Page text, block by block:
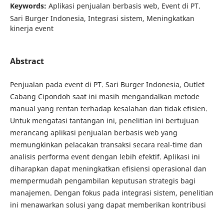
Keywords: Aplikasi penjualan berbasis web, Event di PT.
Sari Burger Indonesia, Integrasi sistem, Meningkatkan
kinerja event
Abstract
Penjualan pada event di PT. Sari Burger Indonesia, Outlet
Cabang Cipondoh saat ini masih mengandalkan metode
manual yang rentan terhadap kesalahan dan tidak efisien.
Untuk mengatasi tantangan ini, penelitian ini bertujuan
merancang aplikasi penjualan berbasis web yang
memungkinkan pelacakan transaksi secara real-time dan
analisis performa event dengan lebih efektif. Aplikasi ini
diharapkan dapat meningkatkan efisiensi operasional dan
mempermudah pengambilan keputusan strategis bagi
manajemen. Dengan fokus pada integrasi sistem, penelitian
ini menawarkan solusi yang dapat memberikan kontribusi